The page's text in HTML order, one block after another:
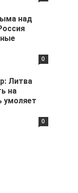
над
0
Литва
на
умоляет
0